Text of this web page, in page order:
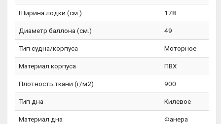
Ширина лодки (см.) 178
Диаметр баллона (см.) 49
Тип судна/корпуса Моторное
Материал корпуса ПВХ
Плотность ткани (г/м2) 900
Тип дна Килевое
Материал дна Фанера